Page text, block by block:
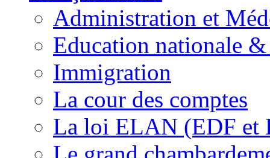
Administration et
Education nationale
Immigration
La cour des comptes
La loi ELAN (EDF et